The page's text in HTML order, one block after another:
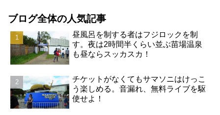
ブログ全体の人気記事
昼風呂を制する者はフジロックを制
す。夜は2時間半くらい並ぶ苗場温泉
も昼ならスッカスカ！
チケットがなくてもサマソニはけっこ
う楽しめる。音漏れ、無料ライブを駆
使せよ！